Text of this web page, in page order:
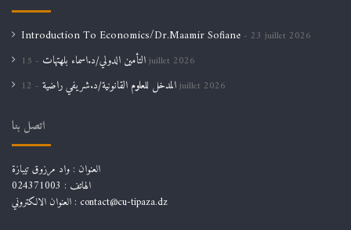
Introduction To Economics/Dr.Maamir Sofiane 23 juillet 2026
التأمين الدولي/د.اسماء بلهتهات15 juillet 2026
المدخل للعلوم القانونية/د.شريفي راضية12 juillet 2026
اتصل بنا
العنوان : واد مرزوق تيبازة
الهاتف : 024371003
العنوان الالكتروني : contact@cu-tipaza.dz